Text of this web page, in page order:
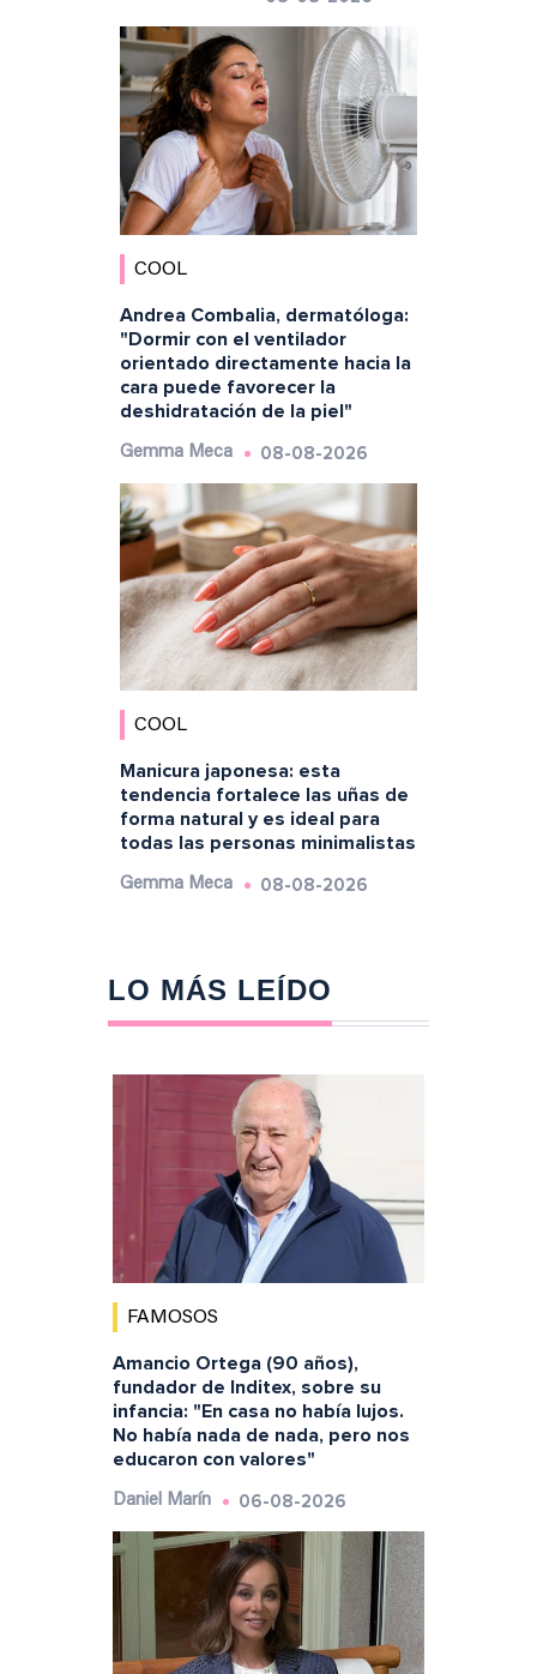
COOL
Andrea Combalia, dermatóloga:
"Dormir con el ventilador
orientado directamente hacia la
cara puede favorecer la
deshidratación de la piel"
Gemma Meca 08-08-2026
COOL
Manicura japonesa: esta
tendencia fortalece las uñas de
forma natural y es ideal para
todas las personas minimalistas
Gemma Meca 08-08-2026
LO MÁS LEÍDO
FAMOSOS
Amancio Ortega (90 años),
fundador de Inditex, sobre su
infancia: "En casa no había lujos.
No había nada de nada, pero nos
educaron con valores"
Daniel Marín 06-08-2026